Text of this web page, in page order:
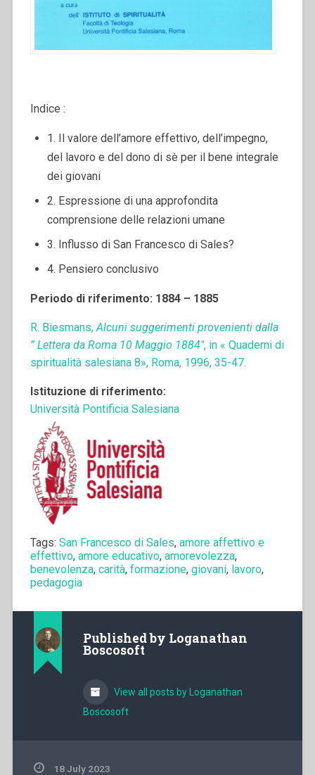
Indice :
1. Il valore dell’amore effettivo, dell’impegno,
del lavoro e del dono di sè per il bene integrale
dei giovani
2. Espressione di una approfondita
comprensione delle relazioni umane
3. Influsso di San Francesco di Sales?
4. Pensiero conclusivo
Periodo di riferimento: 1884 – 1885
R. Biesmans,Alcuni suggerimenti provenienti dalla
” Lettera da Roma 10 Maggio 1884″, in « Quaderni di
spiritualità salesiana 8», Roma, 1996, 35-47.
Istituzione di riferimento:
Università Pontificia Salesiana
Tags: San Francesco di Sales, amore affettivo e
effettivo, amore educativo, amorevolezza,
benevolenza, carità, formazione, giovani, lavoro,
pedagogia
Published by Loganathan
Boscosoft
View all posts by Loganathan
Boscosoft
18 July 2023